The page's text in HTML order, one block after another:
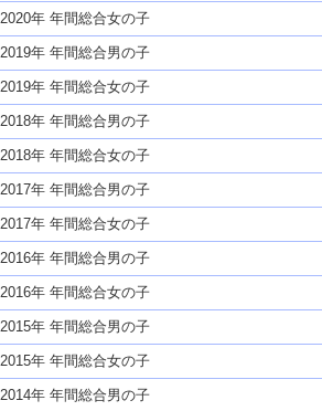
2020年 年間総合女の子
2019年 年間総合男の子
2019年 年間総合女の子
2018年 年間総合男の子
2018年 年間総合女の子
2017年 年間総合男の子
2017年 年間総合女の子
2016年 年間総合男の子
2016年 年間総合女の子
2015年 年間総合男の子
2015年 年間総合女の子
2014年 年間総合男の子